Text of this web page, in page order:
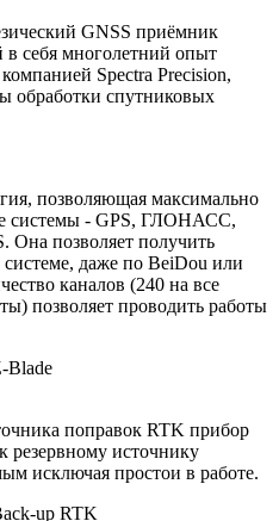
GNSS приёмник
себя многолетний опыт
Spectra Precision,
обработки спутниковых
позволяющая максимально
системы - GPS, ГЛОНАСС,
Она позволяет получить
даже по BeiDou или
каналов (240 на все
позволяет проводить работы
поправок RTK прибор
резервному источнику
исключая простои в работе.